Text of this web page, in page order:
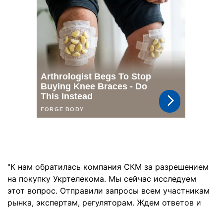
"К нам обратилась компания СКМ за разрешением
на покупку Укртелекома. Мы сейчас исследуем
этот вопрос. Отправили запросы всем участникам
рынка, экспертам, регуляторам. Ждем ответов и